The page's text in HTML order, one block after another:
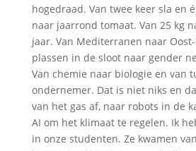
hogedraad. Van twee keer sla en
naar jaarrond tomaat. Van 25 kg
jaar. Van Mediterranen naar
plassen in de sloot naar gender
Van chemie naar biologie en van
ondernemer. Dat is niet niks en
van het gas af, naar robots in de
AI om het klimaat te regelen. Ik
in onze studenten. Ze kwamen